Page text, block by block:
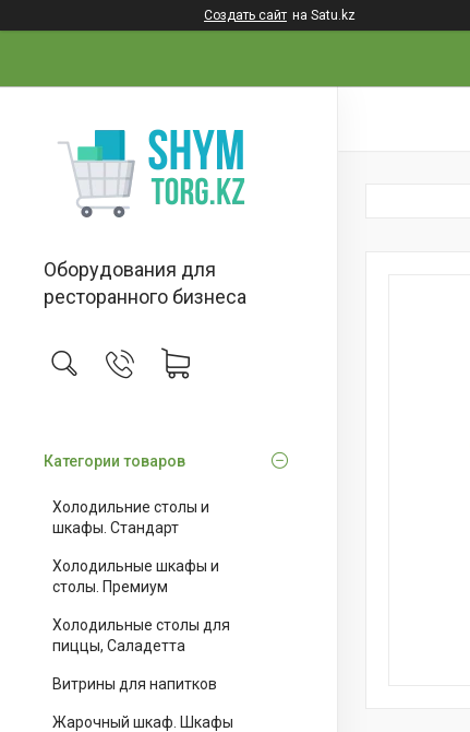
Создать сайт на Satu.kz
Оборудования для
ресторанного бизнеса
Категории товаров
Холодильние столы и
шкафы. Стандарт
Холодильные шкафы и
столы. Премиум
Холодильные столы для
пиццы, Саладетта
Витрины для напитков
Жарочный шкаф. Шкафы